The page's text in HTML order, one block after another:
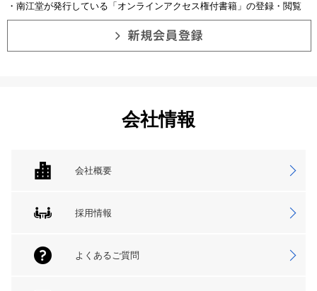
・南江堂が発行している「オンラインアクセス権付書籍」の登録・閲覧
会社情報
会社概要
採用情報
よくあるご質問